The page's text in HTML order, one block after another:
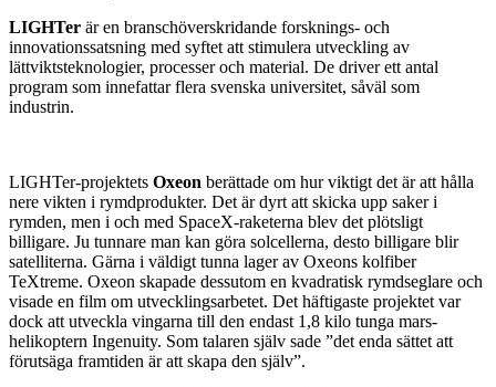
LIGHTer är en branschöverskridande forsknings- och
innovationssatsning med syftet att stimulera utveckling av
lättviktsteknologier, processer och material. De driver ett antal
program som innefattar flera svenska universitet, såväl som
industrin.
LIGHTer-projektets Oxeon berättade om hur viktigt det är att hålla
nere vikten i rymdprodukter. Det är dyrt att skicka upp saker i
rymden, men i och med SpaceX-raketerna blev det plötsligt
billigare. Ju tunnare man kan göra solcellerna, desto billigare blir
satelliterna. Gärna i väldigt tunna lager av Oxeons kolfiber
TeXtreme. Oxeon skapade dessutom en kvadratisk rymdseglare och
visade en film om utvecklingsarbetet. Det häftigaste projektet var
dock att utveckla vingarna till den endast 1,8 kilo tunga mars-
helikoptern Ingenuity. Som talaren själv sade ”det enda sättet att
förutsäga framtiden är att skapa den själv”.